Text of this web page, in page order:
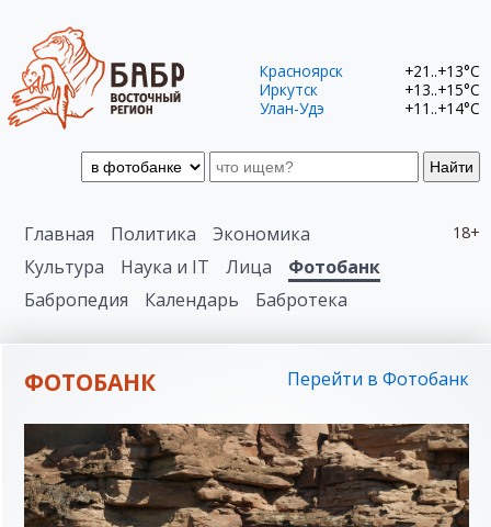
Найти
Красноярск
+21..+13°C
Иркутск
+13..+15°C
Улан-Удэ
+11..+14°C
18+
Главная Политика
Экономика
Культура
Наука и IT Лица
Фотобанк
Бабропедия
Календарь Бабротека
ФОТОБАНК Перейти в Фотобанк